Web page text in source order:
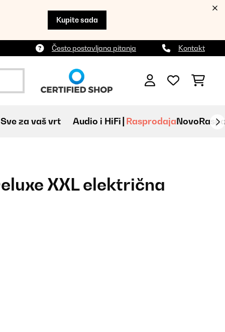
Kupite sada
Često postavljana pitanja Kontakt
Sve za vaš vrt Audio i HiFi RasprodajaNovo
XXL električna